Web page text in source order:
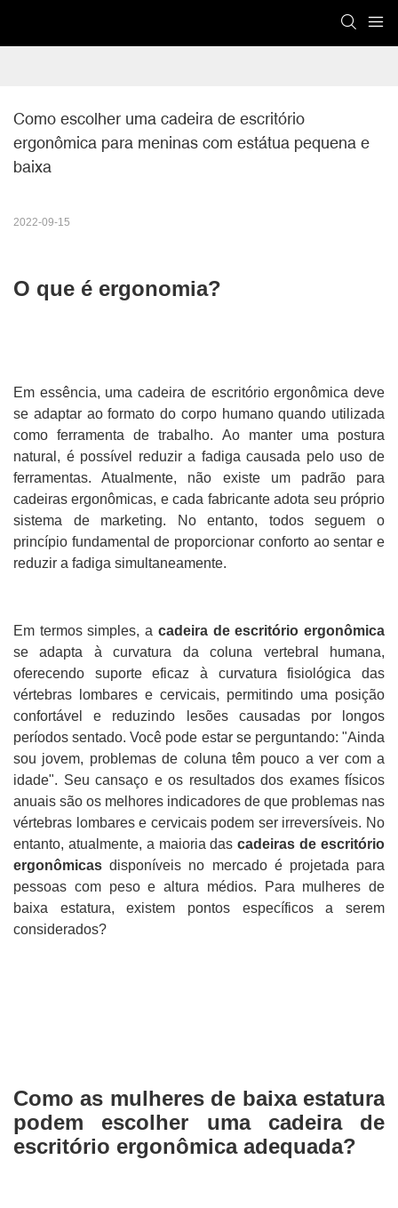
Como escolher uma cadeira de escritório
ergonômica para meninas com estátua pequena e
baixa
2022-09-15
O que é ergonomia?
Em essência, uma cadeira de escritório ergonômica deve
se adaptar ao formato do corpo humano quando utilizada
como ferramenta de trabalho. Ao manter uma postura
natural, é possível reduzir a fadiga causada pelo uso de
ferramentas. Atualmente, não existe um padrão para
cadeiras ergonômicas, e cada fabricante adota seu próprio
sistema de marketing. No entanto, todos seguem o
princípio fundamental de proporcionar conforto ao sentar e
reduzir a fadiga simultaneamente.
Em termos simples, a cadeira de escritório ergonômica
se adapta à curvatura da coluna vertebral humana,
oferecendo suporte eficaz à curvatura fisiológica das
vértebras lombares e cervicais, permitindo uma posição
confortável e reduzindo lesões causadas por longos
períodos sentado. Você pode estar se perguntando: "Ainda
sou jovem, problemas de coluna têm pouco a ver com a
idade". Seu cansaço e os resultados dos exames físicos
anuais são os melhores indicadores de que problemas nas
vértebras lombares e cervicais podem ser irreversíveis. No
entanto, atualmente, a maioria dascadeiras de escritório
ergonômicas disponíveis no mercado é projetada para
pessoas com peso e altura médios. Para mulheres de
baixa estatura, existem pontos específicos a serem
considerados?
Como as mulheres de baixa estatura
podem escolher uma cadeira de
escritório ergonômica adequada?